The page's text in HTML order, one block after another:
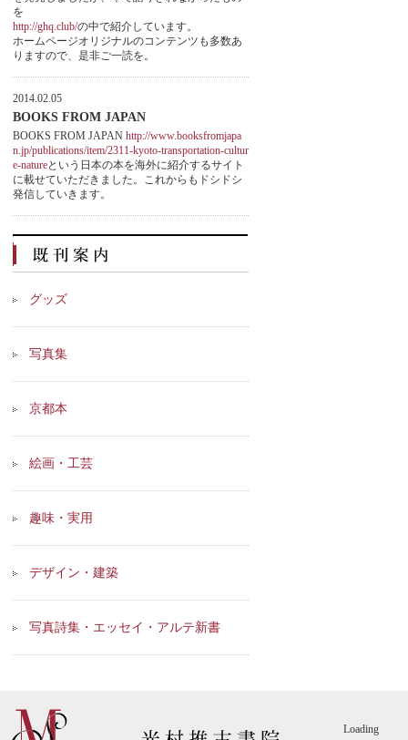
を
http://ghq.club/の中で紹介しています。
ホームページオリジナルのコンテンツも多数あ
りますので、是非ご一読を。
2014.02.05
BOOKS FROM JAPAN
BOOKS FROM JAPAN http://www.booksfromjapa
n.jp/publications/item/2311-kyoto-transportation-cultur
e-natureという日本の本を海外に紹介するサイト
に載せていただきました。これからもドシドシ
発信していきます。
グッズ
写真集
京都本
絵画・工芸
趣味・実用
デザイン・建築
写真詩集・エッセイ・アルテ新書
Loading